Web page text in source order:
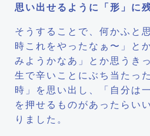
思い出せるように「形」に
そうすることで、何かふと
時これをやったなぁ〜」と
みようかなあ」とか思うき
生で辛いことにぶち当たっ
時」を思い出し、「自分は
を押せるものがあったらい
りました。